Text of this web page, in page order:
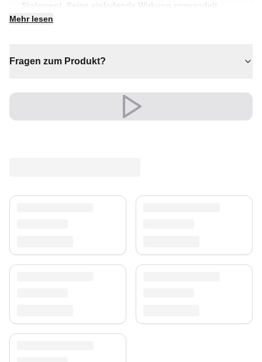
Statement. Seine einladende Wirkung verwandelt
jeden Raum in etwas Besonderes.
✔ Vielseitiger Stil für jeden Raum
✔ Wertet jeden Raum mühelos auf
✔ Zeitloses Design für jeden Raum
Sein edler Look wertet Wohn- und Schlafzimmer auf
Versand & Service
Mehr lesen
Fragen zum Produkt?